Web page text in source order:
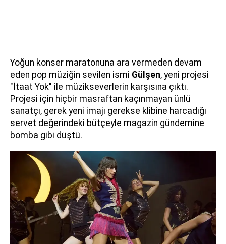
Yoğun konser maratonuna ara vermeden devam
eden pop müziğin sevilen ismi Gülşen, yeni projesi
"İtaat Yok" ile müzikseverlerin karşısına çıktı.
Projesi için hiçbir masraftan kaçınmayan ünlü
sanatçı, gerek yeni imajı gerekse klibine harcadığı
servet değerindeki bütçeyle magazin gündemine
bomba gibi düştü.